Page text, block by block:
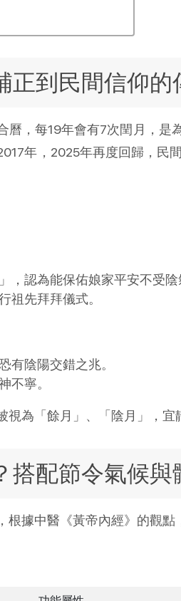
正到民間信仰的
，每19年會有7次閏月，是
年，2025年再度回歸，民
，認為能保佑娘家平安不受陰
祖先拜拜儀式。
有陰陽交錯之兆。
不寧。
視為「餘月」、「陰月」，宜
搭配節令氣候與
根據中醫《黃帝內經》的觀